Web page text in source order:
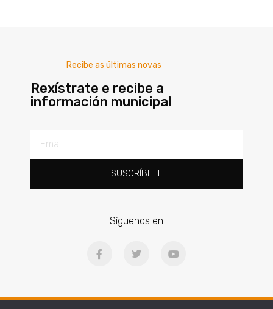
Recibe as últimas novas
Rexístrate e recibe a
información municipal
SUSCRÍBETE
Síguenos en